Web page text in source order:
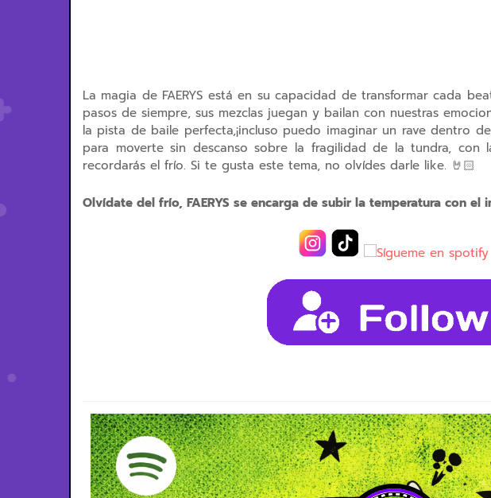
La magia de FAERYS está en su capacidad de transformar cada
pasos de siempre, sus mezclas juegan y bailan con nuestras
la pista de baile perfecta,¡incluso puedo imaginar un rave dentro
para moverte sin descanso sobre la fragilidad de la tundra, con
recordarás el frío. Si te gusta este tema, no olvídes darle like. 🤘🏻
Olvídate del frío, FAERYS se encarga de subir la temperatura con el